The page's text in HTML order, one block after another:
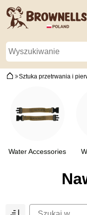
Sztuka przetrwania i
Water Accessories